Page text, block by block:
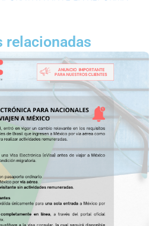
relacionadas